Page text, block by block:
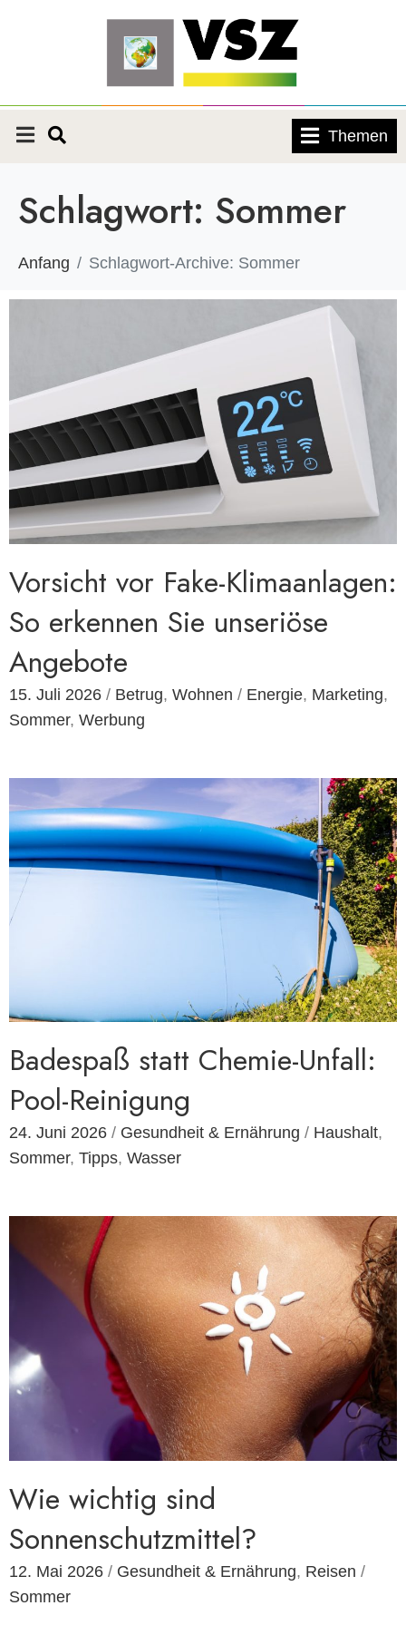
Themen
Schlagwort: Sommer
Anfang Schlagwort-Archive: Sommer
Vorsicht vor Fake-Klimaanlagen:
So erkennen Sie unseriöse
Angebote
15. Juli 2026 / Betrug, Wohnen / Energie, Marketing,
Sommer, Werbung
Badespaß statt Chemie-Unfall:
Pool-Reinigung
24. Juni 2026 / Gesundheit & Ernährung / Haushalt,
Sommer, Tipps, Wasser
Wie wichtig sind
Sonnenschutzmittel?
12. Mai 2026 / Gesundheit & Ernährung, Reisen /
Sommer